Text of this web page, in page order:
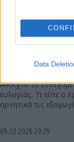
Data
Κίνδυνος-σοκ
Βρετανία
Ανοιχτό το
ευλογιάς. Τι είπε ο
αρνητικά τις
05.10.2025 10:25